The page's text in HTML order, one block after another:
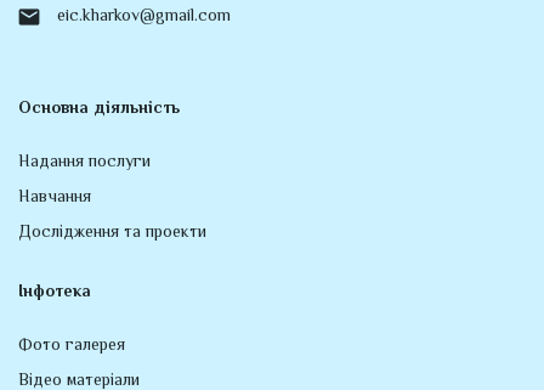
eic.kharkov@gmail.com
Основна діяльність
Надання послуги
Навчання
Дослідження та проекти
Інфотека
Фото галерея
Відео матеріали